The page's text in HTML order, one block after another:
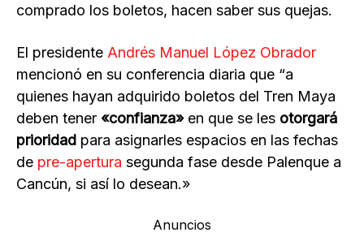
comprado los boletos, hacen saber sus quejas.
El presidente Andrés Manuel López Obrador
mencionó en su conferencia diaria que “a
quienes hayan adquirido boletos del Tren Maya
deben tener «confianza» en que se les otorgará
prioridad para asignarles espacios en las fechas
de pre-apertura segunda fase desde Palenque a
Cancún, si así lo desean.»
Anuncios